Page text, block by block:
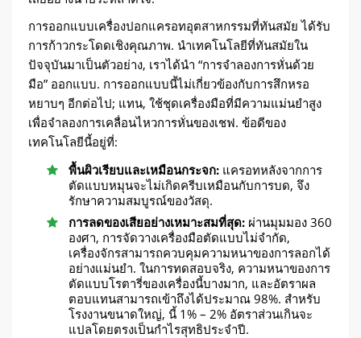
การออกแบบเครื่องปอกแครอทอุตสาหกรรมที่ทันสมัย ​​ได้รับ
การก้าวกระโดดเชิงคุณภาพ. นำเทคโนโลยีที่ทันสมัยใน
ปัจจุบันมาเป็นตัวอย่าง, เราได้นำ “การจำลองการหั่นด้วย
มือ” ออกแบบ. การออกแบบนี้ไม่เกี่ยวข้องกับการสึกหรอ
หยาบๆ อีกต่อไป; แทน, ใช้ชุดเครื่องมือที่มีความแม่นยำสูง
เพื่อจำลองการเคลื่อนไหวการหั่นของเชฟ. ข้อดีของ
เทคโนโลยีนี้อยู่ที่:
พื้นผิวเรียบและเหมือนกระจก: แครอทหลังจากการ
ตัดแบบหมุนจะไม่เกิดครีบเหมือนกับการบด, จึง
รักษาความสมบูรณ์ของวัสดุ.
การลดของเสียอย่างเหมาะสมที่สุด: ผ่านมุมมอง 360
องศา, การจัดวางเครื่องมือตัดแบบไม่จำกัด,
เครื่องจักรสามารถควบคุมความหนาของการลอกได้
อย่างแม่นยำ. ในการทดสอบจริง, ความหนาของการ
ตัดแบบโรตารี่ของเครื่องนี้บางมาก, และอัตราผล
ตอบแทนสามารถเข้าถึงได้ประมาณ 98%. สำหรับ
โรงงานขนาดใหญ่, นี้ 1% – 2% อัตราส่วนเกินจะ
แปลโดยตรงเป็นกำไรสุทธิประจำปี.